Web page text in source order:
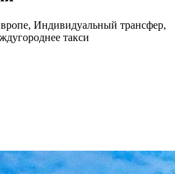
Индивидуальный трансфер,
такси